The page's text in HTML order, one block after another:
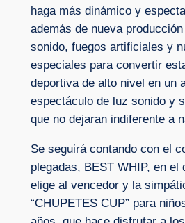
haga más dinámico y
además de nueva
sonido, fuegos artificiales y
especiales para convertir
deportiva de alto nivel en un
espectáculo de luz sonido y
que no dejaran indiferente a
Se seguirá contando con el
plegadas, BEST WHIP, en el
elige al vencedor y la
“CHUPETES CUP” para